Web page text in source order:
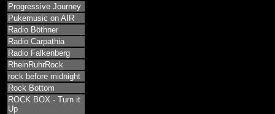
Progressive Journey
Pukemusic on AIR
Radio Böthner
Radio Carpathia
Radio Falkenberg
RheinRuhrRock
rock before midnight
Rock Bottom
ROCK BOX - Turn it
Up